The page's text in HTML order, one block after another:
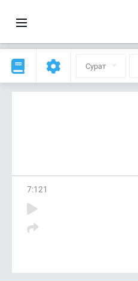
Сурат
7:121